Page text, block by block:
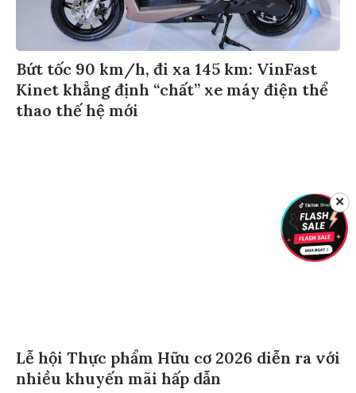
Bứt tốc 90 km/h, đi xa 145 km: VinFast
Kinet khẳng định “chất” xe máy điện thể
thao thế hệ mới
Lễ hội Thực phẩm Hữu cơ 2026 diễn ra với
nhiều khuyến mãi hấp dẫn
✕